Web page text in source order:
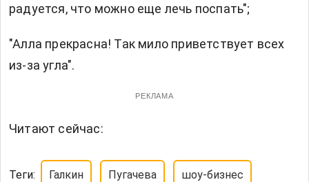
радуется, что можно еще лечь поспать";
"Алла прекрасна! Так мило приветствует всех
из-за угла".
РЕКЛАМА
Читают сейчас:
Теги: Галкин Пугачева шоу-бизнес